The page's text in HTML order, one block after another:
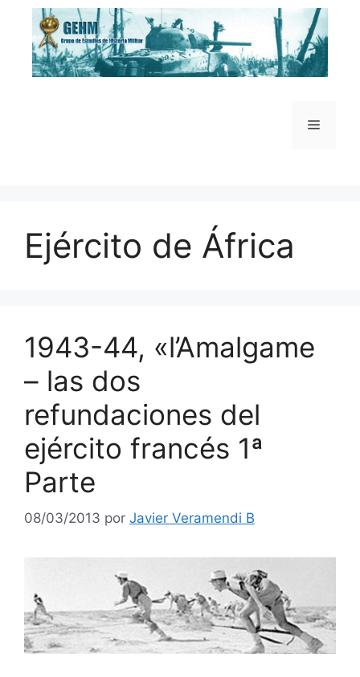
Saltar
contenido
Menú
Ejército de África
1943-44, «l’Amalgame
– las dos
refundaciones del
ejército francés 1ª
Parte
08/03/2013 por Javier Veramendi B